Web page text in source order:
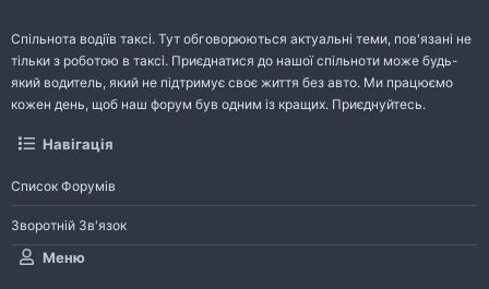
Спільнота водіїв таксі. Тут обговорюються актуальні теми, пов'язані не
тільки з роботою в таксі. Приєднатися до нашої спільноти може будь-
який водитель, який не підтримує своє життя без авто. Ми працюємо
кожен день, щоб наш форум був одним із кращих. Приєднуйтесь.
Навігація
Список Форумів
Зворотній Зв'язок
Меню